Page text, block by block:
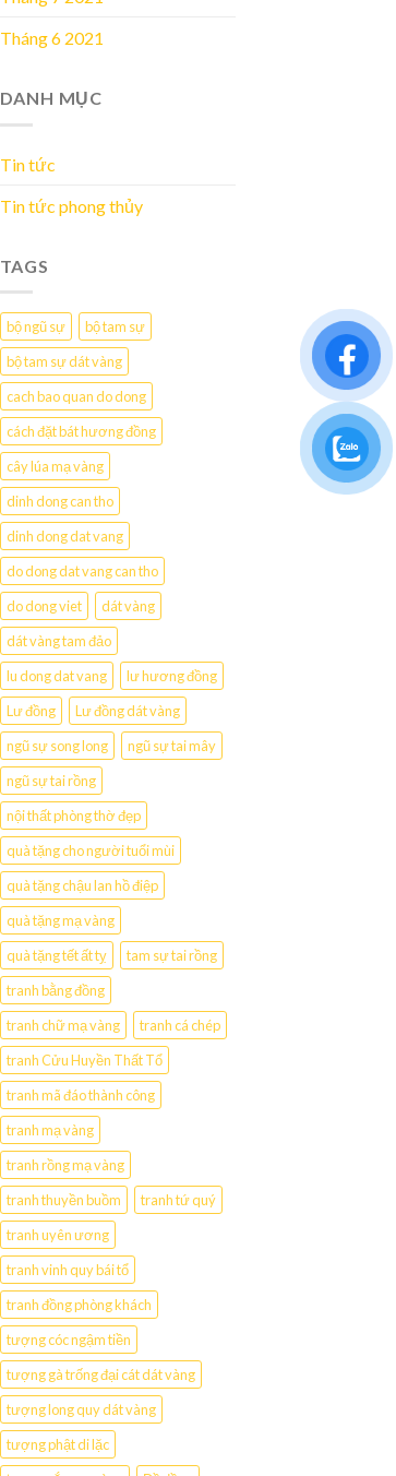
Tháng 6 2021
DANH MỤC
Tin tức
Tin tức phong thủy
TAGS
bộ ngũ sự
bộ tam sự
bộ tam sự dát vàng
cach bao quan do dong
cách đặt bát hương đồng
cây lúa mạ vàng
dinh dong can tho
dinh dong dat vang
do dong dat vang can tho
do dong viet
dát vàng
dát vàng tam đảo
lu dong dat vang
lư hương đồng
Lư đồng
Lư đồng dát vàng
ngũ sự song long
ngũ sự tai mây
ngũ sự tai rồng
nội thất phòng thờ đẹp
quà tặng cho người tuổi mùi
quà tặng chậu lan hồ điệp
quà tặng mạ vàng
quà tặng tết ất tỵ
tam sự tai rồng
tranh bằng đồng
tranh chữ mạ vàng
tranh cá chép
tranh Cửu Huyền Thất Tổ
tranh mã đáo thành công
tranh mạ vàng
tranh rồng mạ vàng
tranh thuyền buồm
tranh tứ quý
tranh uyên ương
tranh vinh quy bái tổ
tranh đồng phòng khách
tượng cóc ngậm tiền
tượng gà trống đại cát dát vàng
tượng long quy dát vàng
tượng phật di lặc